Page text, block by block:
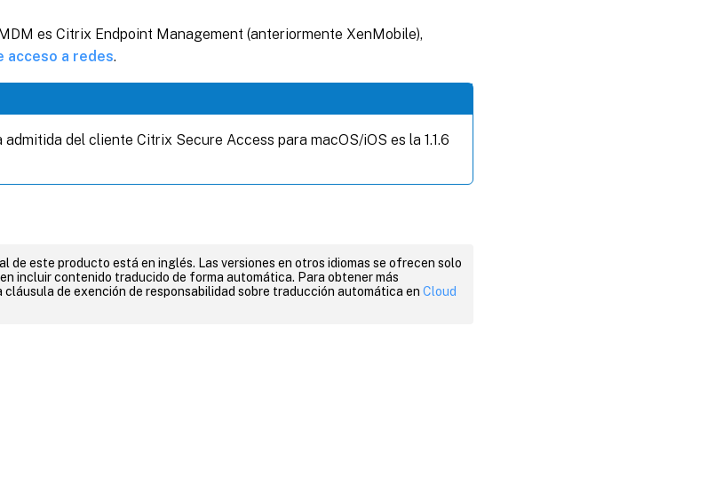
es Citrix Endpoint Management (anteriormente XenMobile),
acceso a redes.
admitida del cliente Citrix Secure Access para macOS/iOS es la 1.1.6
de este producto está en inglés. Las versiones en otros idiomas se ofrecen solo
incluir contenido traducido de forma automática. Para obtener más
de exención de responsabilidad sobre traducción automática en Cloud